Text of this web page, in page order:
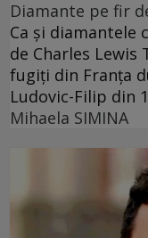
Diamante pe fir
Ca și diamantele
de Charles
fugiți din Franța
Ludovic-Filip din
Mihaela SIMINA